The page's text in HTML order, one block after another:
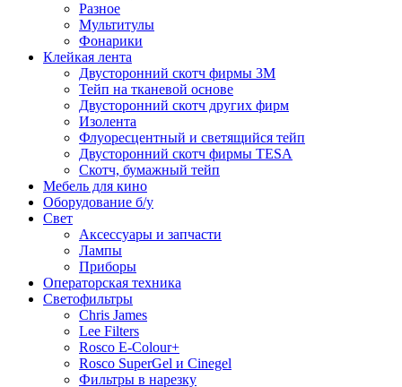
Разное
Мультитулы
Фонарики
Клейкая лента
Двусторонний скотч фирмы 3M
Тейп на тканевой основе
Двусторонний скотч других фирм
Изолента
Флуоресцентный и светящийся тейп
Двусторонний скотч фирмы TESA
Скотч, бумажный тейп
Мебель для кино
Оборудование б/у
Свет
Аксессуары и запчасти
Лампы
Приборы
Операторская техника
Светофильтры
Chris James
Lee Filters
Rosco E-Colour+
Rosco SuperGel и Cinegel
Фильтры в нарезку